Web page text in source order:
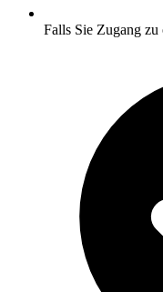
Falls Sie Zugang zu